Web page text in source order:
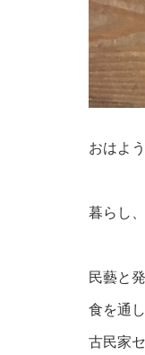
おはよ
暮らし
民藝と
食を通
古民家